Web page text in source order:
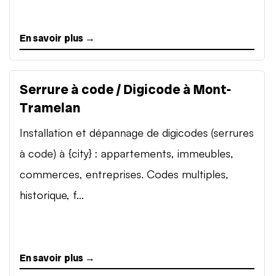
En savoir plus →
Serrure à code / Digicode à Mont-
Tramelan
Installation et dépannage de digicodes (serrures
à code) à {city} : appartements, immeubles,
commerces, entreprises. Codes multiples,
historique, f...
En savoir plus →